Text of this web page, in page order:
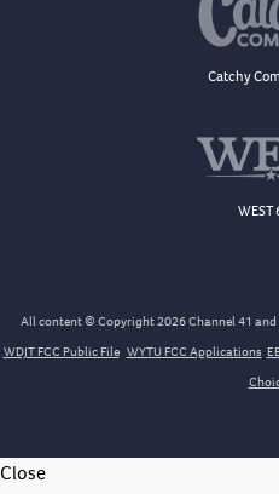
Catchy
WEST
All content © Copyright 2026 Channel 41
WDJT FCC Public File WYTU FCC Applications
Close